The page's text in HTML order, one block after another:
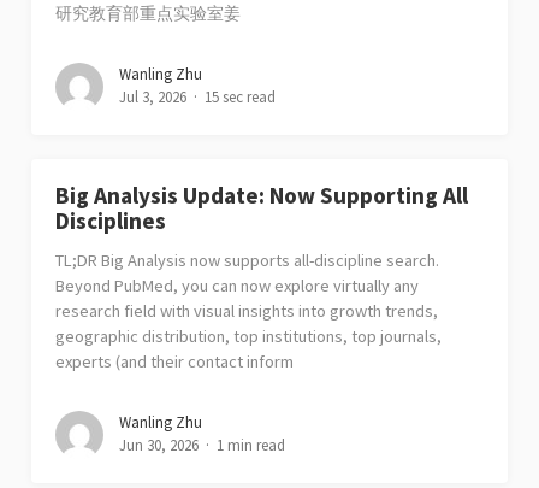
研究教育部重点实验室姜
Wanling Zhu
Jul 3, 2026
15 sec read
Big Analysis Update: Now Supporting All
Disciplines
TL;DR Big Analysis now supports all-discipline search.
Beyond PubMed, you can now explore virtually any
research field with visual insights into growth trends,
geographic distribution, top institutions, top journals,
experts (and their contact inform
Wanling Zhu
Jun 30, 2026
1 min read